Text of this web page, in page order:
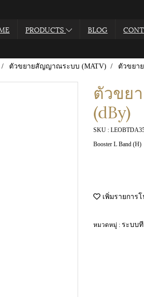
PRODUCTS BLOG
ตัวขยายสัญญาณระบบ (MATV) ตัวขยา
ตัวขย
(dBy)
SKU :
Booster L Band (H)
เพิ่มรายการ
หมวดหมู่ : ระบบ